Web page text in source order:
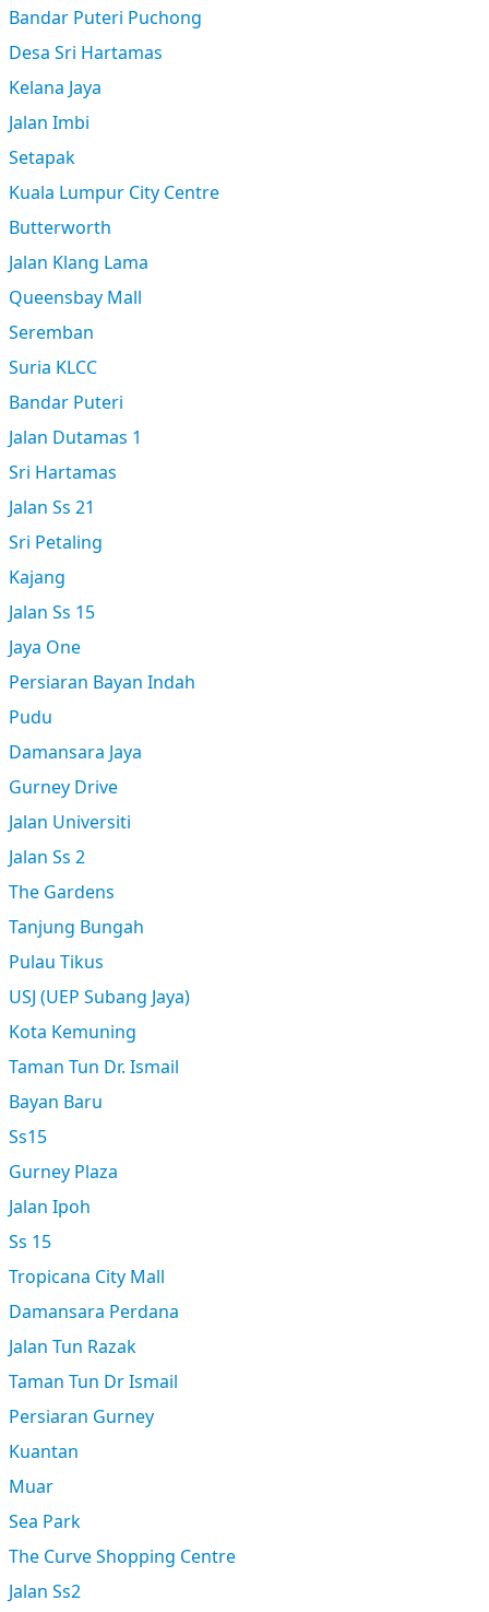
Bandar Puteri Puchong
Desa Sri Hartamas
Kelana Jaya
Jalan Imbi
Setapak
Kuala Lumpur City Centre
Butterworth
Jalan Klang Lama
Queensbay Mall
Seremban
Suria KLCC
Bandar Puteri
Jalan Dutamas 1
Sri Hartamas
Jalan Ss 21
Sri Petaling
Kajang
Jalan Ss 15
Jaya One
Persiaran Bayan Indah
Pudu
Damansara Jaya
Gurney Drive
Jalan Universiti
Jalan Ss 2
The Gardens
Tanjung Bungah
Pulau Tikus
USJ (UEP Subang Jaya)
Kota Kemuning
Taman Tun Dr. Ismail
Bayan Baru
Ss15
Gurney Plaza
Jalan Ipoh
Ss 15
Tropicana City Mall
Damansara Perdana
Jalan Tun Razak
Taman Tun Dr Ismail
Persiaran Gurney
Kuantan
Muar
Sea Park
The Curve Shopping Centre
Jalan Ss2